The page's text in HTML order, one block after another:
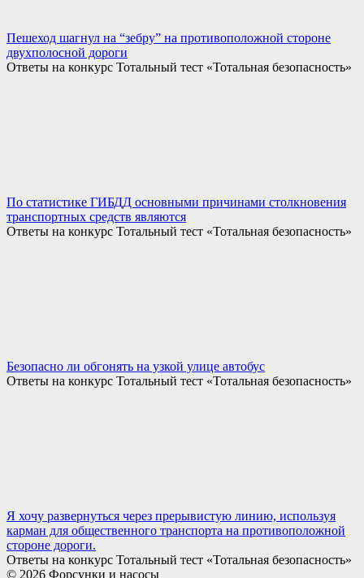
Пешеход шагнул на “зебру” на противоположной стороне
двухполосной дороги
Ответы на конкурс Тотальный тест «Тотальная безопасность»
По статистике ГИБДД основными причинами столкновения
транспортных средств являются
Ответы на конкурс Тотальный тест «Тотальная безопасность»
Безопасно ли обгонять на узкой улице автобус
Ответы на конкурс Тотальный тест «Тотальная безопасность»
Я хочу развернуться через прерывистую линию, используя
карман для общественного транспорта на противоположной
стороне дороги.
Ответы на конкурс Тотальный тест «Тотальная безопасность»
© 2026 Форсунки и насосы